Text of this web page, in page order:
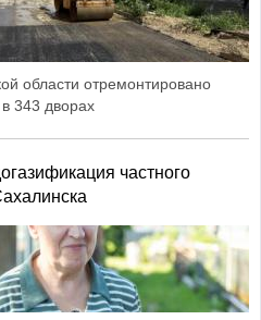
области отремонтировано
343 дворах
частного